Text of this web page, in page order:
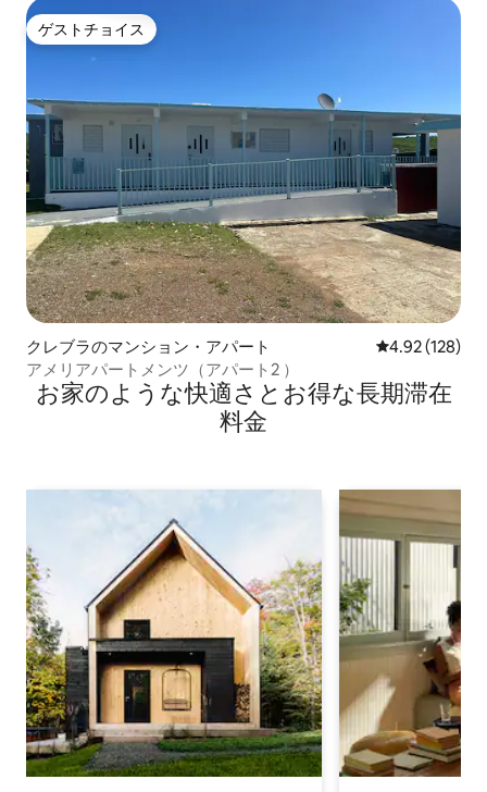
ゲストチョイス
ゲストチョイス
クレブラのマンション・アパート レビュー128
4.92 (128)
アメリアパートメンツ（アパート2 ）
お家のような快⁠適⁠さ⁠とお⁠得⁠な長⁠期⁠滞⁠在
料⁠金